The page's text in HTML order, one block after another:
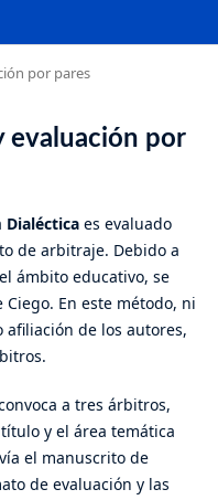
por pares
evaluación por
Dialécticaes evaluado
de arbitraje. Debido a
ámbito educativo, se
En este método, ni
de los autores,
a tres árbitros,
y el área temática
el manuscrito de
de evaluación y las